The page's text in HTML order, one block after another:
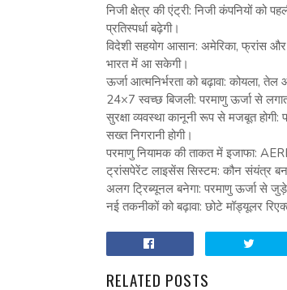
निजी क्षेत्र की एंट्री: निजी कंपनियों को
प्रतिस्पर्धा बढ़ेगी।
विदेशी सहयोग आसान: अमेरिका, फ्रांस
भारत में आ सकेगी।
ऊर्जा आत्मनिर्भरता को बढ़ावा: कोयला,
24×7 स्वच्छ बिजली: परमाणु ऊर्जा से
सुरक्षा व्यवस्था कानूनी रूप से मजबूत
सख्त निगरानी होगी।
परमाणु नियामक की ताकत में इजाफा:
ट्रांसपेरेंट लाइसेंस सिस्टम: कौन संयंत्र
अलग ट्रिब्यूनल बनेगा: परमाणु ऊर्जा से
नई तकनीकों को बढ़ावा: छोटे मॉड्यूलर
RELATED POSTS